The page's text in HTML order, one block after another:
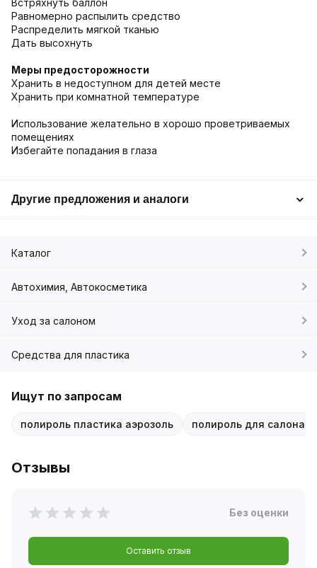
Равномерно распылить средство
Распределить мягкой тканью
Дать высохнуть
Меры предосторожности
Хранить в недоступном для детей месте
Хранить при комнатной температуре
Использование желательно в хорошо проветриваемых
помещениях
Избегайте попадания в глаза
Другие предложения и аналоги
Каталог
Автохимия, Автокосметика
Уход за салоном
Средства для пластика
Ищут по запросам
полироль пластика аэрозоль полироль для салона
Отзывы
Без оценки
Оставить отзыв